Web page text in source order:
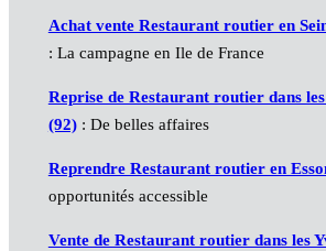
Achat vente Restaurant routier en
: La campagne en Ile de France
Reprise de Restaurant routier dans
(92): De belles affaires
Reprendre Restaurant routier en
opportunités accessible
Vente de Restaurant routier dans les